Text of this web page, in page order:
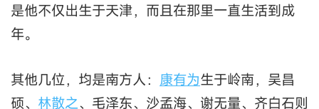
是他不仅出生于天津，而且在那里一直生活到成
年。
其他几位，均是南方人： 康有为生于岭南，吴昌
硕、 林散之、毛泽东、沙孟海、谢无量、齐白石则